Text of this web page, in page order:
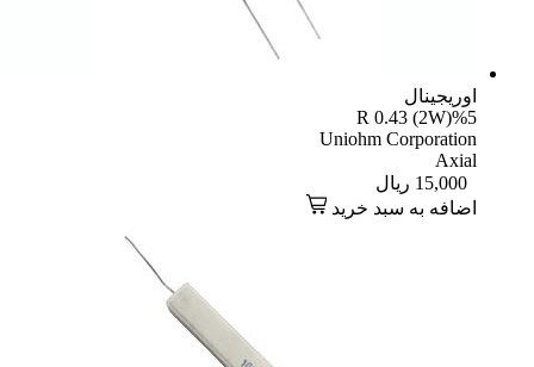
اوریجینال
R 0.43 (2W)%5
Uniohm Corporation
Axial
15,000 ریال
اضافه به سبد خرید